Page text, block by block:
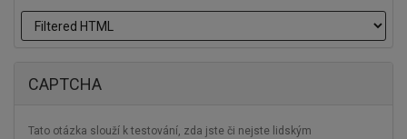
CAPTCHA
Tato otázka slouží k testování, zda jste či nejste lidským